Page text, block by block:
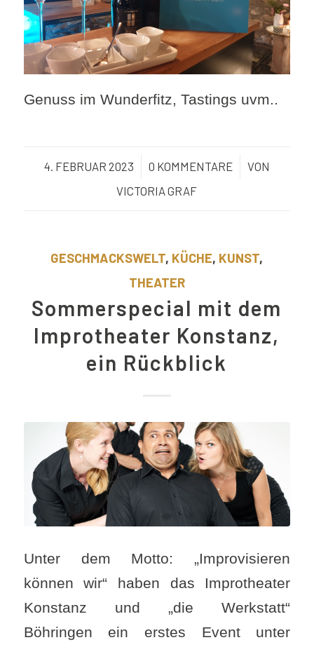
Genuss im Wunderfitz, Tastings uvm..
4. FEBRUAR 2023
/ 0 KOMMENTARE
/
VON
VICTORIA GRAF
GESCHMACKSWELT, KÜCHE, KUNST,
THEATER
Sommerspecial mit dem
Improtheater Konstanz,
ein Rückblick
Unter dem Motto: „Improvisieren
können wir“ haben das Improtheater
Konstanz und „die Werkstatt“
Böhringen ein erstes Event unter